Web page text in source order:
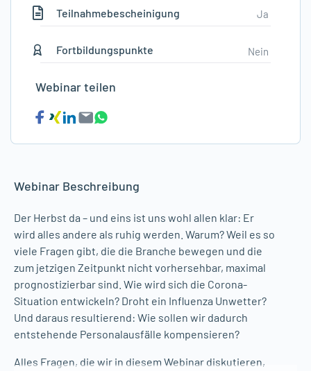
Teilnahmebescheinigung Ja
Fortbildungspunkte Nein
Webinar teilen
Webinar Beschreibung
Der Herbst da – und eins ist uns wohl allen klar: Er
wird alles andere als ruhig werden. Warum? Weil es so
viele Fragen gibt, die die Branche bewegen und die
zum jetzigen Zeitpunkt nicht vorhersehbar, maximal
prognostizierbar sind. Wie wird sich die Corona-
Situation entwickeln? Droht ein Influenza Unwetter?
Und daraus resultierend: Wie sollen wir dadurch
entstehende Personalausfälle kompensieren?
Alles Fragen, die wir in diesem Webinar diskutieren,